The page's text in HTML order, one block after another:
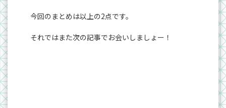
今回のまとめは以上の2点です。
それではまた次の記事でお会いしましょー！